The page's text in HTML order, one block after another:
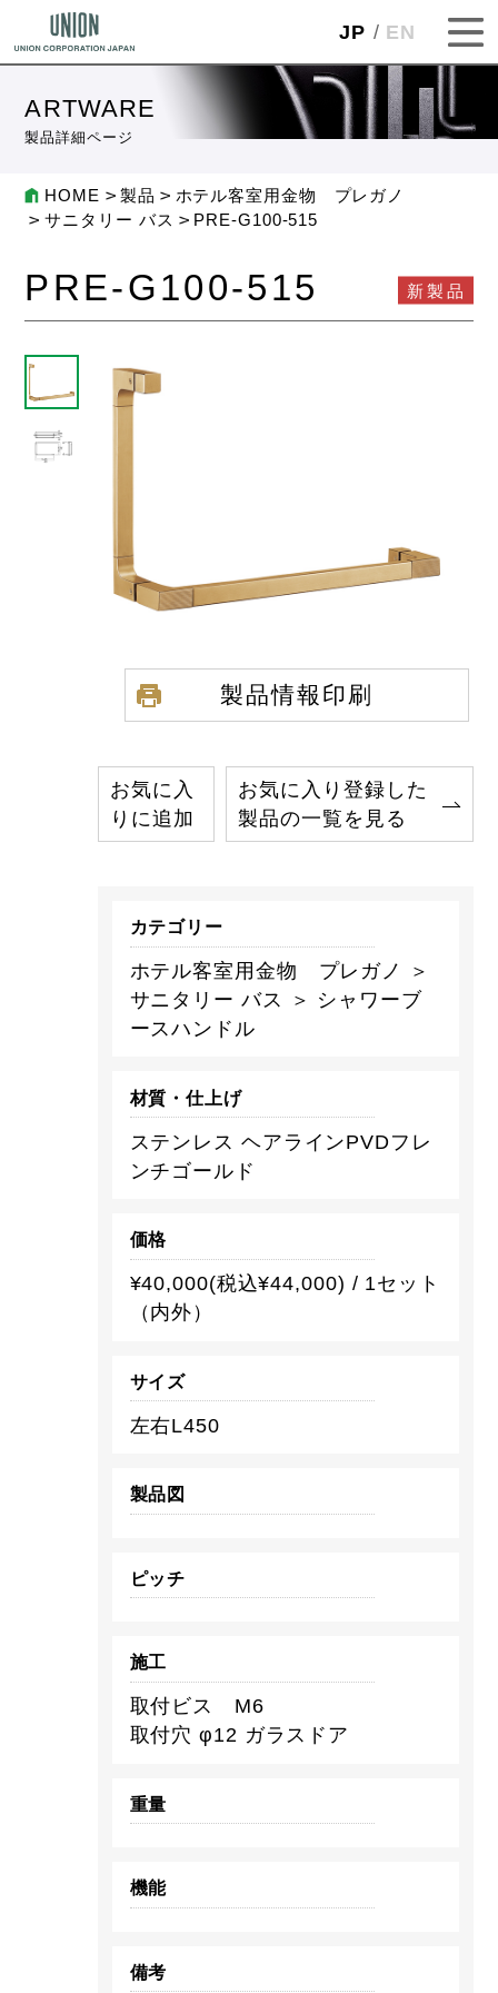
JP EN
ARTWARE
製品詳細ページ
HOME 製品
ホテル客室用金物 プレガノ
サニタリー バス
PRE-G100-515
PRE-G100-515 新製品
製品情報印刷
お気に入
りに追加
お気に入り登録した
製品の一覧を見る
カテゴリー
ホテル客室用金物 プレガノ ＞
サニタリー バス ＞ シャワーブ
ースハンドル
材質・仕上げ
ステンレス ヘアラインPVDフレ
ンチゴールド
価格
¥40,000(税込¥44,000) / 1セット
（内外）
サイズ
左右L450
製品図
ピッチ
施工
取付ビス M6
取付穴 φ12 ガラスドア
重量
機能
備考